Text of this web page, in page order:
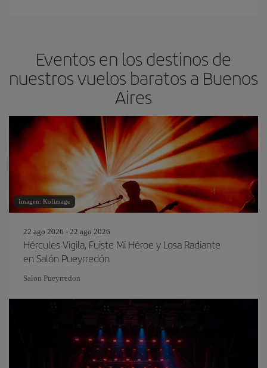
Eventos en los destinos de
nuestros vuelos baratos a Buenos
Aires
Imagen: Kofimage
22 ago 2026 - 22 ago 2026
Hércules Vigila, Fuiste Mi Héroe y Losa Radiante
en Salón Pueyrredón
Salon Pueyrredon